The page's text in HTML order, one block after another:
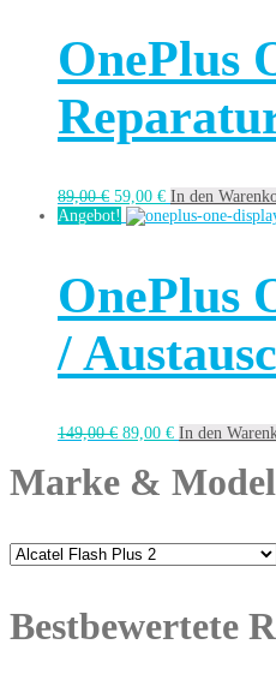
OnePlus
89,00€ 59,00 € In den
Angebot!
OnePlus
/
149,00€ 89,00 € In den
Marke &
Bestbewertete